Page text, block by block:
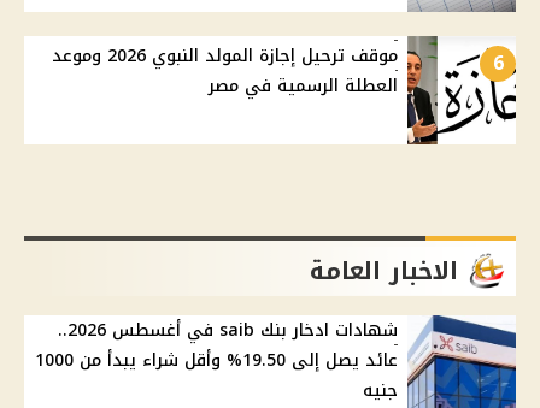
6
موقف ترحيل إجازة المولد النبوي 2026 وموعد
العطلة الرسمية في مصر
الاخبار العامة
شهادات ادخار بنك saib في أغسطس 2026..
عائد يصل إلى 19.50% وأقل شراء يبدأ من 1000
جنيه